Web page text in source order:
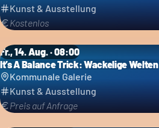
Kunst & Ausstellung
Kostenlos
Fr., 14. Aug. · 08:00
It’s A Balance Trick: Wackelige Welten
Kommunale Galerie
Kunst & Ausstellung
Preis auf Anfrage